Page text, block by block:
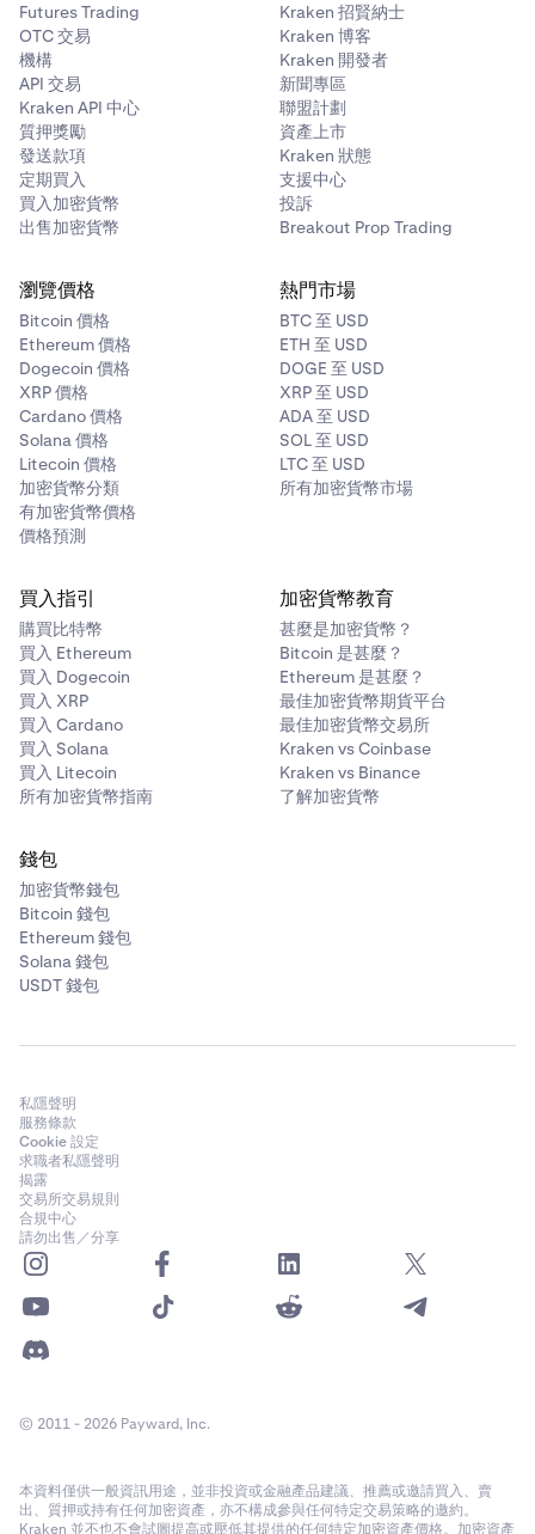
Futures Trading
OTC 交易
機構
API 交易
Kraken API 中心
質押獎勵
發送款項
定期買入
買入加密貨幣
出售加密貨幣
Kraken 招賢納士
Kraken 博客
Kraken 開發者
新聞專區
聯盟計劃
資產上市
Kraken 狀態
支援中心
投訴
Breakout Prop Trading
瀏覽價格
Bitcoin 價格
Ethereum 價格
Dogecoin 價格
XRP 價格
Cardano 價格
Solana 價格
Litecoin 價格
加密貨幣分類
有加密貨幣價格
價格預測
熱門市場
BTC 至 USD
ETH 至 USD
DOGE 至 USD
XRP 至 USD
ADA 至 USD
SOL 至 USD
LTC 至 USD
所有加密貨幣市場
買入指引
購買比特幣
買入 Ethereum
買入 Dogecoin
買入 XRP
買入 Cardano
買入 Solana
買入 Litecoin
所有加密貨幣指南
加密貨幣教育
甚麼是加密貨幣？
Bitcoin 是甚麼？
Ethereum 是甚麼？
最佳加密貨幣期貨平台
最佳加密貨幣交易所
Kraken vs Coinbase
Kraken vs Binance
了解加密貨幣
錢包
加密貨幣錢包
Bitcoin 錢包
Ethereum 錢包
Solana 錢包
USDT 錢包
私隱聲明
服務條款
Cookie 設定
求職者私隱聲明
揭露
交易所交易規則
合規中心
請勿出售／分享
© 2011 - 2026 Payward, Inc.
本資料僅供一般資訊用途，並非投資或金融產品建議、推薦或邀請買入、賣
出、質押或持有任何加密資產，亦不構成參與任何特定交易策略的邀約。
Kraken 並不也不會試圖提高或壓低其提供的任何特定加密資產價格。加密資產